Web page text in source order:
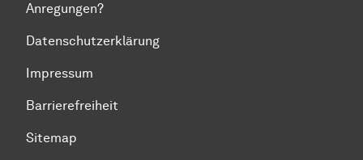
Anregungen?
Datenschutzerklärung
Impressum
Barrierefreiheit
Sitemap